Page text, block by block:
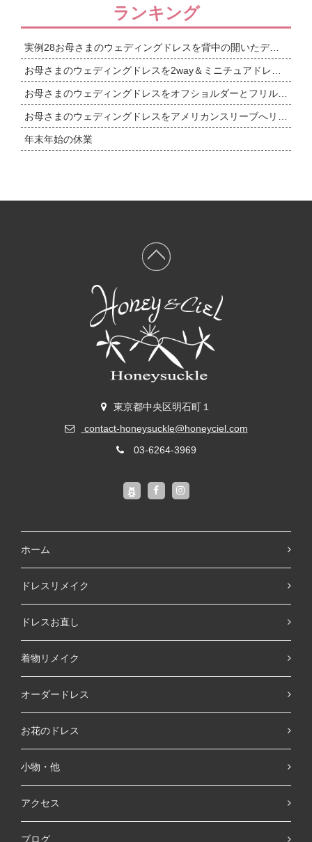
ランキング
実例28お母さまのウェディングドレスを背中の開いたデザインへリメイク
年末年始の休業
東京都中央区明石町１
contact-honeysuckle@honeyciel.com
03-6264-3969
ホーム
ドレスリメイク
ドレスお直し
着物リメイク
オーダードレス
お花のドレス
小物・他
アクセス
ブログ